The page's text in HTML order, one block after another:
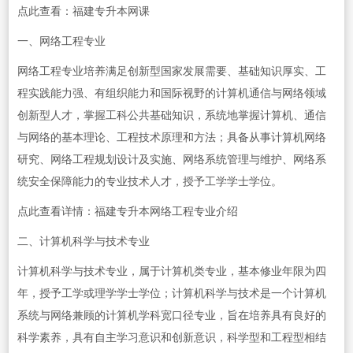
点此查看：福建专升本网课
一、网络工程专业
网络工程专业培养满足创新型国家发展需要、基础知识厚实、工
程实践能力强、有组织能力和国际视野的计算机通信与网络领域
创新型人才，掌握工科公共基础知识，系统地掌握计算机、通信
与网络的基本理论、工程技术原理和方法；具备从事计算机网络
研究、网络工程规划设计及实施、网络系统管理与维护、网络系
统安全保障能力的专业技术人才，授予工学学士学位。
点此查看详情：福建专升本网络工程专业介绍
二、计算机科学与技术专业
计算机科学与技术专业，属于计算机类专业，基本修业年限为四
年，授予工学或理学学士学位；计算机科学与技术是一个计算机
系统与网络兼顾的计算机学科宽口径专业，旨在培养具有良好的
科学素养，具有自主学习意识和创新意识，科学型和工程型相结